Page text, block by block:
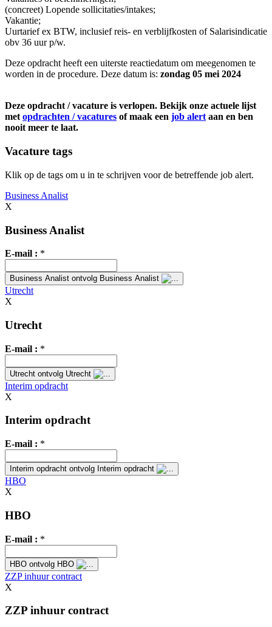
(concreet) Lopende sollicitaties/intakes;
Vakantie;
Uurtarief ex BTW, inclusief reis- en verblijfkosten of Salarisindicatie
obv 36 uur p/w.
Deze opdracht heeft een uiterste reactiedatum om meegenomen te
worden in de procedure. Deze datum is: zondag 05 mei 2024
Deze opdracht / vacature is verlopen. Bekijk onze actuele lijst
metopdrachten / vacatures of maak een job alertaan en ben
nooit meer te laat.
Vacature tags
Klik op de tags om u in te schrijven voor de betreffende job alert.
Business Analist
X
Business Analist
E-mail : *
Business Analist ontvolg Business Analist
Utrecht
X
Utrecht
E-mail : *
Utrecht ontvolg Utrecht
Interim opdracht
X
Interim opdracht
E-mail : *
Interim opdracht ontvolg Interim opdracht
HBO
X
HBO
E-mail : *
HBO ontvolg HBO
ZZP inhuur contract
X
ZZP inhuur contract